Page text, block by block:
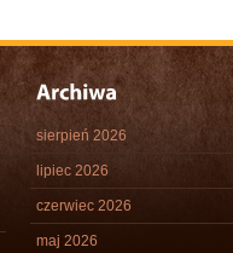
sierpień 2026
lipiec 2026
czerwiec 2026
maj 2026